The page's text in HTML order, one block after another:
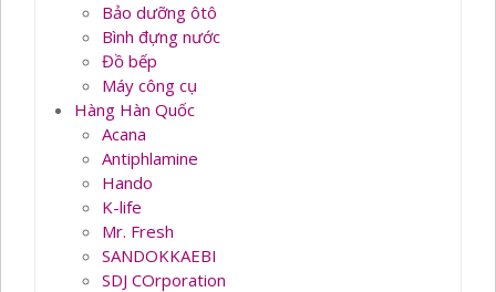
Bảo dưỡng ôtô
Bình đựng nước
Đồ bếp
Máy công cụ
Hàng Hàn Quốc
Acana
Antiphlamine
Hando
K-life
Mr. Fresh
SANDOKKAEBI
SDJ COrporation